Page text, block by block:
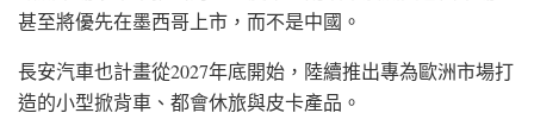
甚至將優先在墨西哥上市，而不是中國。
長安汽車也計畫從2027年底開始，陸續推出專為歐洲市場打
造的小型掀背車、都會休旅與皮卡產品。